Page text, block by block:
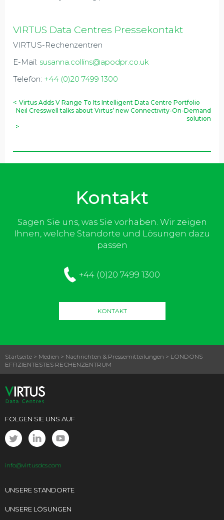
VIRTUS Data Centres Pressekontakt
VIRTUS-Rechenzentren
E-Mail: susanna.collins@apodpr.co.uk
Telefon: +44 (0)20 7499 1300
< Virtus Adds V Range To Its Intelligent Data Centre Portfolio
Neil Cresswell talks about Virtus’ new Connectivity-On-Demand
solution
>
Kontakt
Sagen Sie uns, was Sie vorhaben. Wir zeigen
Ihnen, welche Standorte und Lösungen dazu
passen
+44 (0)20 7499 1300
KONTAKT
Startseite > Medien > Nachrichten & Pressemitteilungen > LONDONS
EFFIZIENTESTES RECHENZENTRUM
FOLGEN SIE UNS AUF
info@virtusdcs.com
UNSERE STANDORTE
UNSERE LÖSUNGEN